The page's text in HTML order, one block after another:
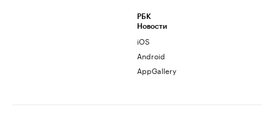
РБК
Новости
iOS
Android
AppGallery